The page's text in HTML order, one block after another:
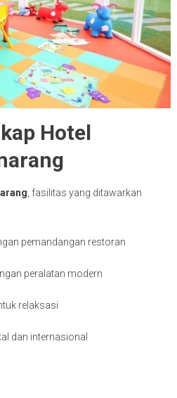
Hotel
, fasilitas yang ditawarkan
pemandangan restoran
peralatan modern
relaksasi
dan internasional